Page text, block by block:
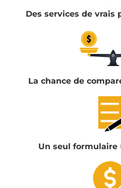
Des services de vrais
La chance de
Un seul formulaire